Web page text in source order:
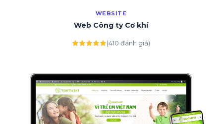
WEBSITE
Web Công ty Cơ khí
(410 đánh giá)